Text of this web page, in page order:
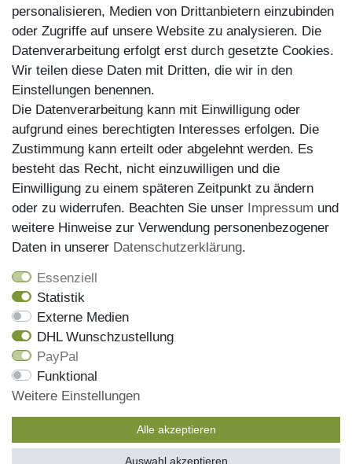
Zahlungsarten
Versand
Wir haben alle Artikel auf Lager und liefern mit unserem
Versandpartner DHL
Bestellungen die bis 13 Uhr eingehen, werden noch am
gleichen Tag versendet, die Sendungsnummer erhalen Sie
mit der Versandbestätigung per Email
personalisieren, Medien von Drittanbietern einzubinden
oder Zugriffe auf unsere Website zu analysieren. Die
Datenverarbeitung erfolgt erst durch gesetzte Cookies.
Wir teilen diese Daten mit Dritten, die wir in den
Einstellungen benennen.
Die Datenverarbeitung kann mit Einwilligung oder
aufgrund eines berechtigten Interesses erfolgen. Die
Zustimmung kann erteilt oder abgelehnt werden. Es
besteht das Recht, nicht einzuwilligen und die
Einwilligung zu einem späteren Zeitpunkt zu ändern
oder zu widerrufen. Beachten Sie unser Impressum und
weitere Hinweise zur Verwendung personenbezogener
Daten in unserer Daten­schutz­erklärung.
Essenziell
Statistik
Externe Medien
DHL Wunschzustellung
PayPal
Funktional
Weitere Einstellungen
Alle akzeptieren
Auswahl akzeptieren